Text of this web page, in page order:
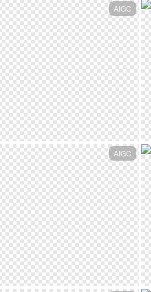
AIGC
AIGC